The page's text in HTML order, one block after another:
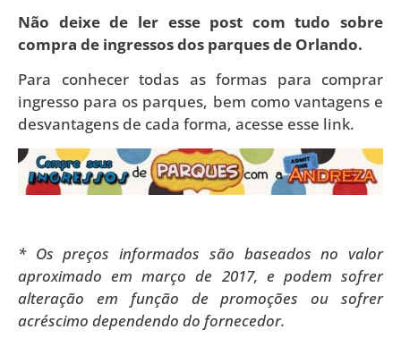
Não deixe de ler esse post com tudo sobre
compra de ingressos dos parques de Orlando.
Para conhecer todas as formas para comprar
ingresso para os parques, bem como vantagens e
desvantagens de cada forma, acesse esse link.
* Os preços informados são baseados no valor
aproximado em março de 2017, e podem sofrer
alteração em função de promoções ou sofrer
acréscimo dependendo do fornecedor.